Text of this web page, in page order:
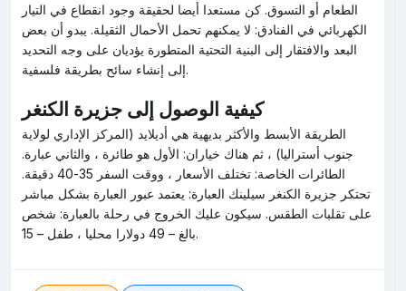
الطعام أو التسوق. كن مستعدا أيضا لحقيقة وجود انقطاع في التيار
الكهربائي في الفنادق: لا يمكنهم تحمل الأحمال الثقيلة. يبدو أن بعض
البعد والافتقار إلى البنية التحتية المتطورة يؤديان على وجه التحديد
إلى إنشاء سائح بطريقة فلسفية.
كيفية الوصول إلى جزيرة الكنغر
الطريقة الأبسط والأكثر بديهية هي أديلايد (المركز الإداري لولاية
جنوب أستراليا) ، ثم هناك خياران: الأول هو طائرة ، والثاني عبارة.
الطائرات الخاصة: تختلف الأسعار ، ووقت السفر 35-40 دقيقة.
تحتكر جزيرة الكنغر سيلينك العبارة: يعتمد عبور العبارة بشكل مباشر
على تقلبات الطقس. سيكون عليك الخروج في رحلة بالعبارة: شخص
بالغ – 49 دولارا محليا ، طفل – 15.